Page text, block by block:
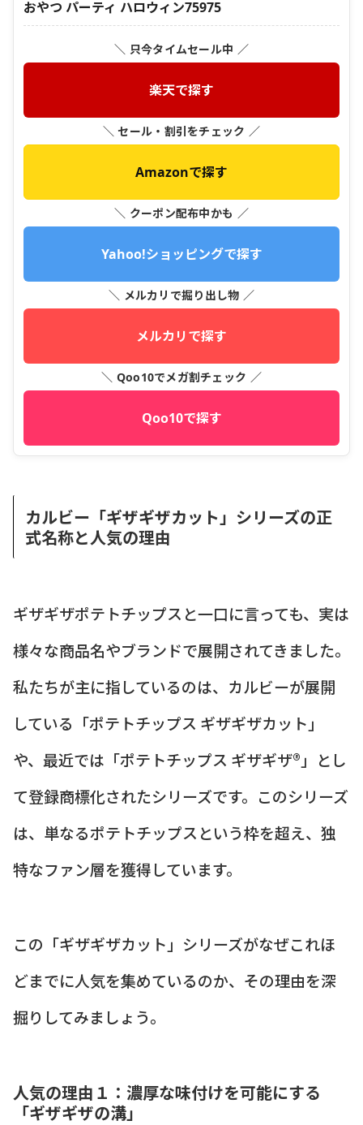
おやつ パーティ ハロウィン75975
＼ 只今タイムセール中 ／
楽天で探す
＼ セール・割引をチェック ／
Amazonで探す
＼ クーポン配布中かも ／
Yahoo!ショッピングで探す
＼ メルカリで掘り出し物 ／
メルカリで探す
＼ Qoo10でメガ割チェック ／
Qoo10で探す
カルビー「ギザギザカット」シリーズの正
式名称と人気の理由
ギザギザポテトチップスと一口に言っても、実は
様々な商品名やブランドで展開されてきました。
私たちが主に指しているのは、カルビーが展開
している「ポテトチップス ギザギザカット」
や、最近では「ポテトチップス ギザギザ®」とし
て登録商標化されたシリーズです。このシリーズ
は、単なるポテトチップスという枠を超え、独
特なファン層を獲得しています。
この「ギザギザカット」シリーズがなぜこれほ
どまでに人気を集めているのか、その理由を深
掘りしてみましょう。
人気の理由１：濃厚な味付けを可能にする
「ギザギザの溝」